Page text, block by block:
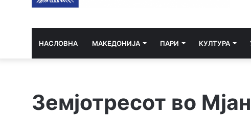
НАСЛОВНА МАКЕДОНИЈА ПАРИ КУЛТУРА
Земјотресот во